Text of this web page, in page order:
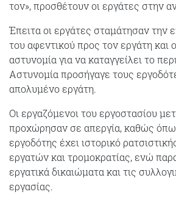
τον», προσθέτουν οι εργάτες στην
Έπειτα οι εργάτες σταμάτησαν την
του αφεντικού προς τον εργάτη και
αστυνομία για να καταγγείλει το
Αστυνομία προσήγαγε τους
απολυμένο εργάτη.
Οι εργαζόμενοι του εργοστασίου
προχώρησαν σε απεργία, καθώς
εργοδότης έχει ιστορικό
εργατών και τρομοκρατίας, ενώ
εργατικά δικαιώματα και τις
εργασίας.